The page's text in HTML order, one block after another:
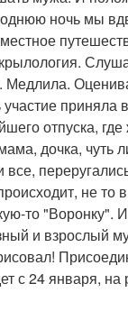
ночь мы
Медлила.
приняла
отпуска,
дочка, чуть
не
то "Воронку".
и взрослый
с 24 января, на